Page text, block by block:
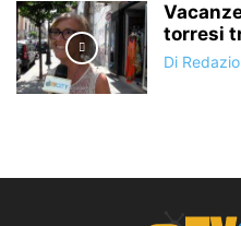
torresi
Di